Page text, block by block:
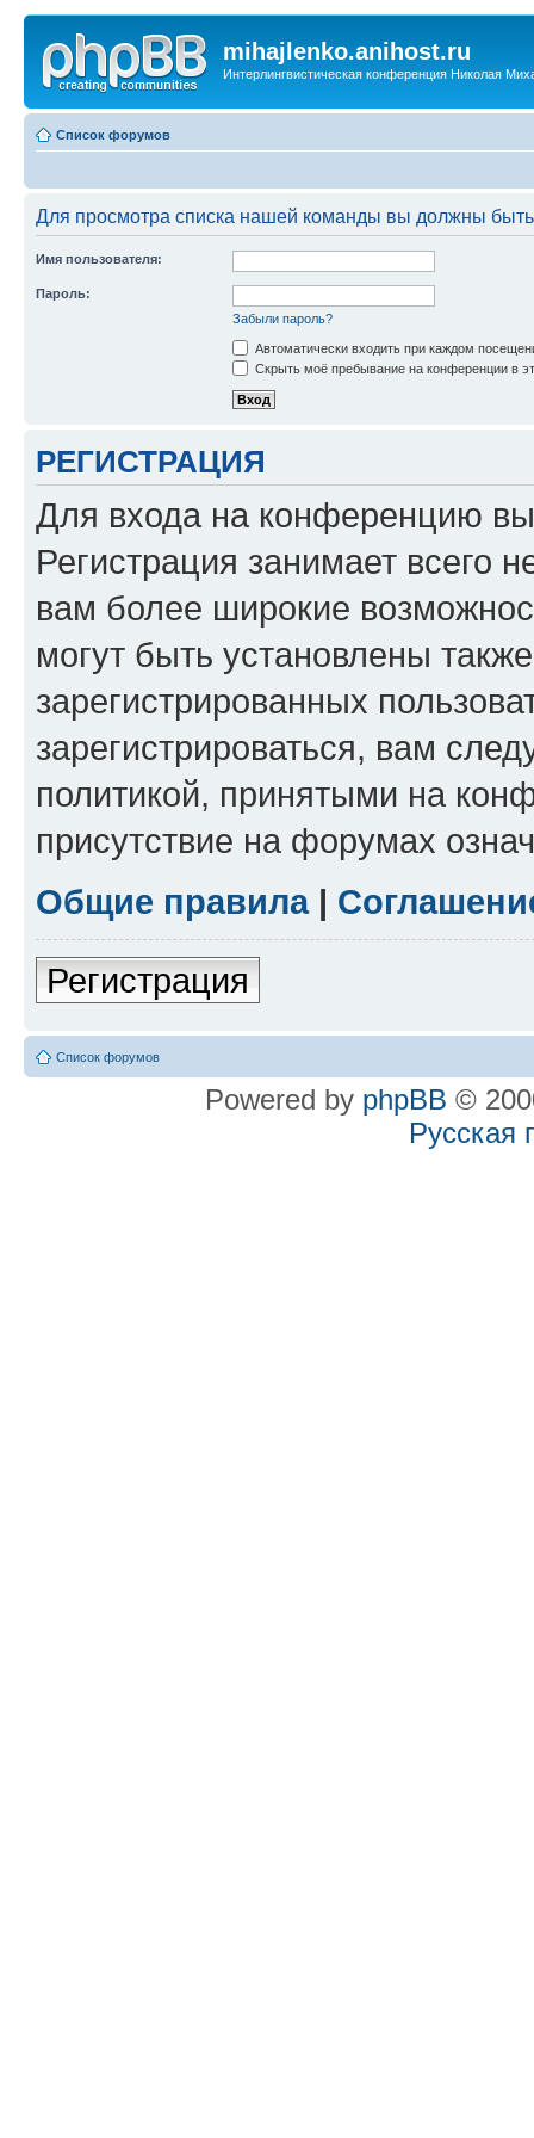
mihajlenko.anihost.ru
Интерлингвистическая конференция Николая
Список форумов
Для просмотра списка нашей команды вы должны
Имя пользователя:
Пароль:
Забыли пароль?
Автоматически входить при каждом
Скрыть моё пребывание на конференции в
РЕГИСТРАЦИЯ
Для входа на конференцию
Регистрация занимает всего
вам более широкие
могут быть установлены
зарегистрированных
зарегистрироваться, вам
политикой, принятыми на
присутствие на форумах
Общие правила|
Регистрация
Список форумов
Powered by phpBB ©
Русская